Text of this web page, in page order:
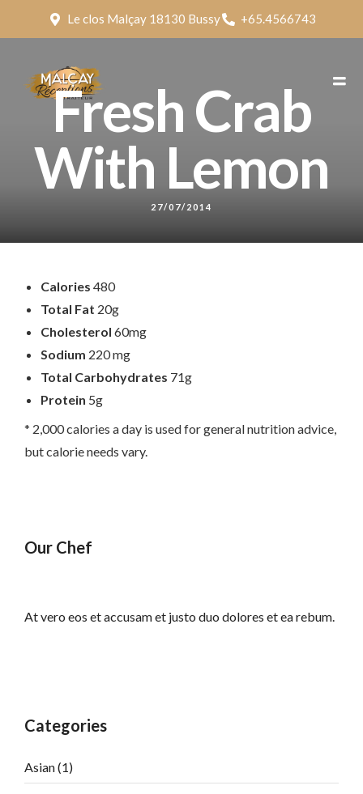
Le clos Malçay 18130 Bussy +65.4566743
Fresh Crab
With Lemon
27/07/2014
Calories 480
Total Fat 20g
Cholesterol 60mg
Sodium 220 mg
Total Carbohydrates 71g
Protein 5g
* 2,000 calories a day is used for general nutrition advice,
but calorie needs vary.
Our Chef
At vero eos et accusam et justo duo dolores et ea rebum.
Categories
Asian(1)